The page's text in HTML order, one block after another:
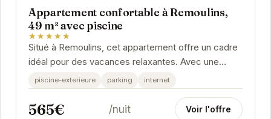
Appartement confortable à Remoulins,
49 m² avec piscine
★★★★★
Situé à Remoulins, cet appartement offre un cadre
idéal pour des vacances relaxantes. Avec une
piscine extérieure, un parking et une connexion...
piscine-exterieure parking internet
565€ /nuit Voir l'offre